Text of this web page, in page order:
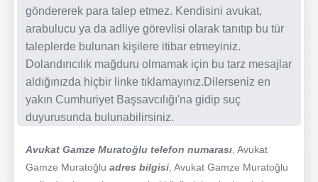
göndererek para talep etmez. Kendisini avukat,
arabulucu ya da adliye görevlisi olarak tanıtıp bu tür
taleplerde bulunan kişilere itibar etmeyiniz.
Dolandırıcılık mağduru olmamak için bu tarz mesajlar
aldığınızda hiçbir linke tıklamayınız.Dilerseniz en
yakın Cumhuriyet Başsavcılığı'na gidip suç
duyurusunda bulunabilirsiniz.
Avukat Gamze Muratoğlu telefon numarası , Avukat
Gamze Muratoğlu adres bilgisi , Avukat Gamze Muratoğlu